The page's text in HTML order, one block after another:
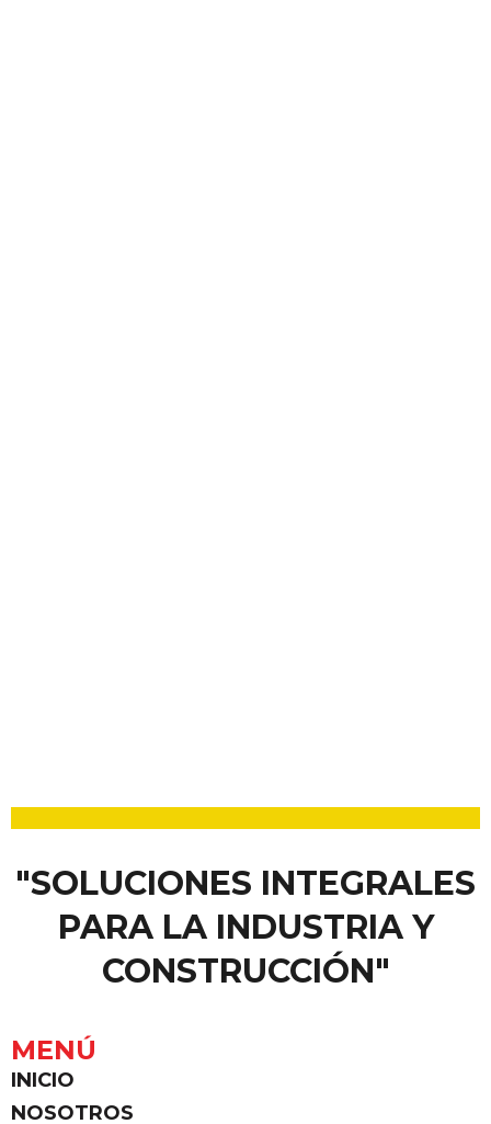
"SOLUCIONES INTEGRALES
PARA LA INDUSTRIA Y
CONSTRUCCIÓN"
MENÚ
INICIO
NOSOTROS